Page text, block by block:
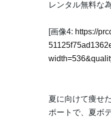
レンタル無料な
[画像4: https://
夏に向けて痩せ
ポートで、夏ボ